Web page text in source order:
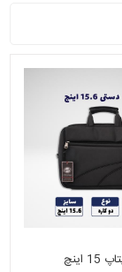
کیف دستی لپتاپ 15 اینچ